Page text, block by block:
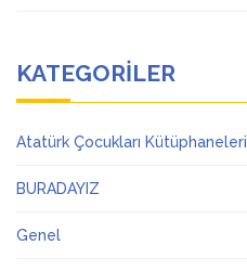
KATEGORILER
Atatürk Çocukları Kütüphaneleri
BURADAYIZ
Genel